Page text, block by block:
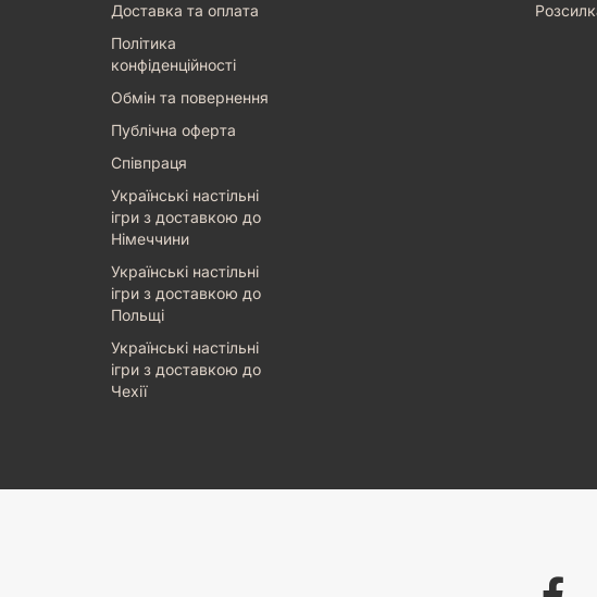
Доставка та оплата
Політика
конфіденційності
Обмін та повернення
Публічна оферта
Співпраця
Українські настільні
ігри з доставкою до
Німеччини
Українські настільні
ігри з доставкою до
Польщі
Українські настільні
ігри з доставкою до
Чехії